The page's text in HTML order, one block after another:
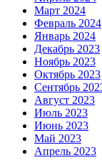
Март 2024
Февраль 2024
Январь 2024
Декабрь 2023
Ноябрь 2023
Октябрь 2023
Сентябрь
Август 2023
Июль 2023
Июнь 2023
Май 2023
Апрель 2023